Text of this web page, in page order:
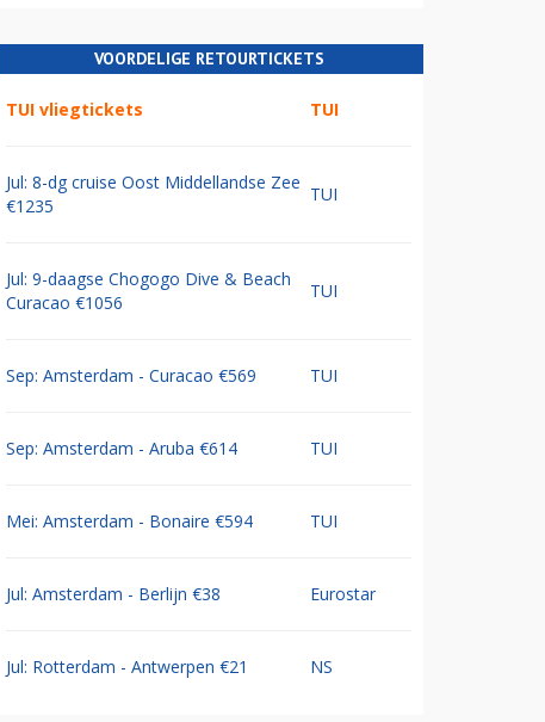
VOORDELIGE RETOURTICKETS
TUI vliegtickets TUI
Jul: 8-dg cruise Oost Middellandse Zee
€1235
TUI
Jul: 9-daagse Chogogo Dive & Beach
Curacao €1056
TUI
Sep: Amsterdam - Curacao €569 TUI
Sep: Amsterdam - Aruba €614 TUI
Mei: Amsterdam - Bonaire €594 TUI
Jul: Amsterdam - Berlijn €38 Eurostar
Jul: Rotterdam - Antwerpen €21 NS